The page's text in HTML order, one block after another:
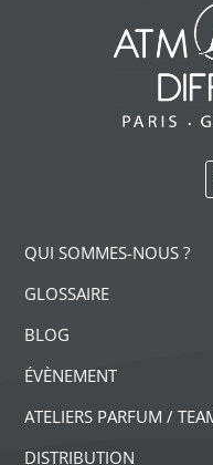
QUI SOMMES-NOUS ?
GLOSSAIRE
BLOG
ÉVÈNEMENT
ATELIERS PARFUM /
DISTRIBUTION